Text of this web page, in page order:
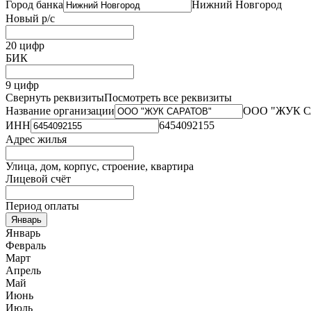
Город банка
Нижний Новгород
Новый р/с
20 цифр
БИК
9 цифр
Свернуть реквизитыПосмотреть все реквизиты
Название организации
ООО "ЖУК
ИНН
6454092155
Адрес жилья
Улица, дом, корпус, строение, квартира
Лицевой счёт
Период оплаты
Январь
Январь
Февраль
Март
Апрель
Май
Июнь
Июль